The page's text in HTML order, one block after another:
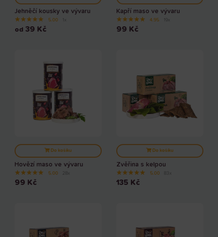
Jehněčí kousky ve vývaru
★★★★★ 5.00 1x
od 39 Kč
Kapří maso ve vývaru
★★★★★ 4.95 19x
99 Kč
Do košíku
Hovězí maso ve vývaru
★★★★★ 5.00 28x
99 Kč
Do košíku
Zvěřina s kelpou
★★★★★ 5.00 83x
135 Kč